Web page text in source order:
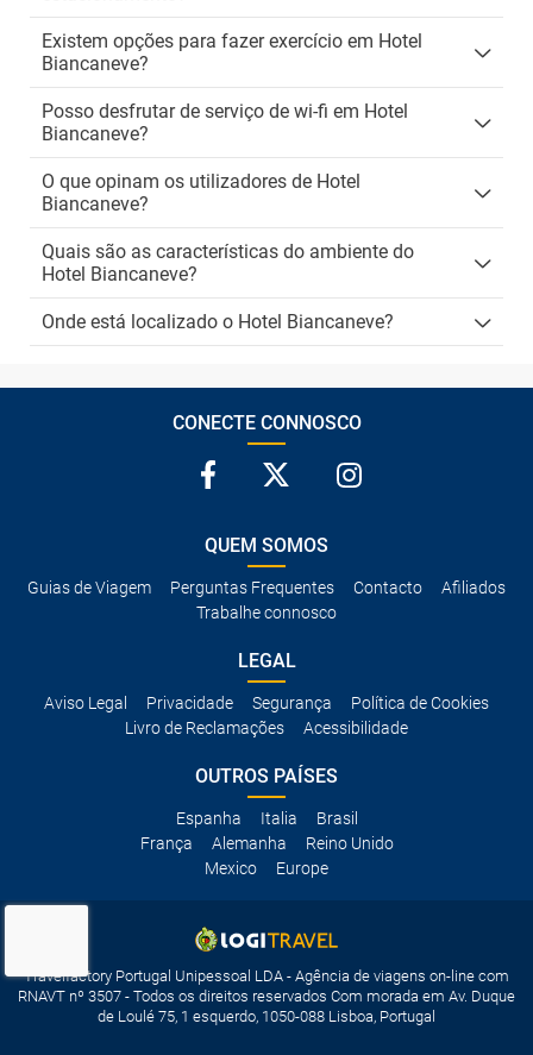
Existem opções para fazer exercício em Hotel
Biancaneve?
Posso desfrutar de serviço de wi-fi em Hotel
Biancaneve?
O que opinam os utilizadores de Hotel
Biancaneve?
Quais são as características do ambiente do
Hotel Biancaneve?
Onde está localizado o Hotel Biancaneve?
CONECTE CONNOSCO
QUEM SOMOS
Guias de Viagem Perguntas Frequentes Contacto
Afiliados
Trabalhe connosco
LEGAL
Aviso Legal Privacidade Segurança
Política de Cookies
Livro de Reclamações
Acessibilidade
OUTROS PAÍSES
Espanha Italia
Brasil
França
Alemanha
Reino Unido
Mexico
Europe
Travelfactory Portugal Unipessoal LDA - Agência de viagens on-line com
RNAVT nº 3507 - Todos os direitos reservados Com morada em Av. Duque
de Loulé 75, 1 esquerdo, 1050-088 Lisboa, Portugal